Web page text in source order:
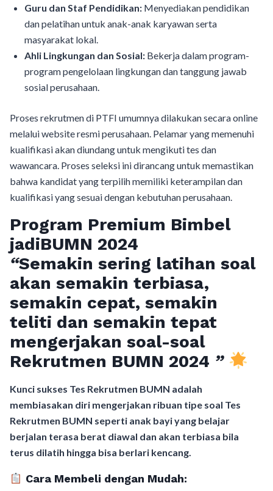
Guru dan Staf Pendidikan: Menyediakan pendidikan
dan pelatihan untuk anak-anak karyawan serta
masyarakat lokal.
Ahli Lingkungan dan Sosial: Bekerja dalam program-
program pengelolaan lingkungan dan tanggung jawab
sosial perusahaan.
Proses rekrutmen di PTFI umumnya dilakukan secara online
melalui website resmi perusahaan. Pelamar yang memenuhi
kualifikasi akan diundang untuk mengikuti tes dan
wawancara. Proses seleksi ini dirancang untuk memastikan
bahwa kandidat yang terpilih memiliki keterampilan dan
kualifikasi yang sesuai dengan kebutuhan perusahaan.
Program Premium Bimbel
jadiBUMN 2024
“Semakin sering latihan soal
akan semakin terbiasa,
semakin cepat, semakin
teliti dan semakin tepat
mengerjakan soal-soal
Rekrutmen BUMN 2024 ”
Kunci sukses Tes Rekrutmen BUMN adalah
membiasakan diri mengerjakan ribuan tipe soal Tes
Rekrutmen BUMN seperti anak bayi yang belajar
berjalan terasa berat diawal dan akan terbiasa bila
terus dilatih hingga bisa berlari kencang.
Cara Membeli dengan Mudah: